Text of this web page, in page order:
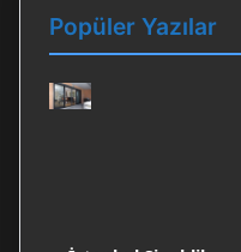
Popüler Yazılar